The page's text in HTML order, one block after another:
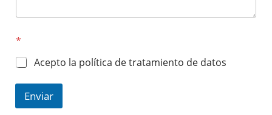
*
Acepto la política de tratamiento de datos
Enviar